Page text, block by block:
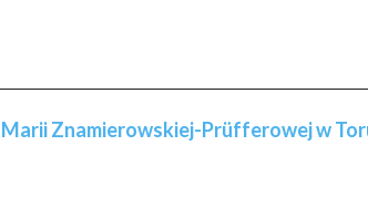
Znamierowskiej-Prüfferowej w